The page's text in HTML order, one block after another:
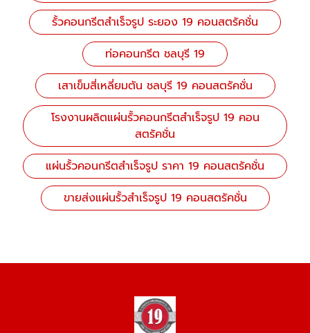
รั้วคอนกรีตสําเร็จรูป ระยอง 19 คอนสตรัคชั่น
ท่อคอนกรีต ชลบุรี 19
เสาเข็มสี่เหลี่ยมตัน ชลบุรี 19 คอนสตรัคชั่น
โรงงานผลิตแผ่นรั้วคอนกรีตสำเร็จรูป 19 คอน
สตรัคชั่น
แผ่นรั้วคอนกรีตสําเร็จรูป ราคา 19 คอนสตรัคชั่น
ขายส่งแผ่นรั้วสำเร็จรูป 19 คอนสตรัคชั่น